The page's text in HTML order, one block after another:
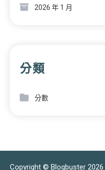
2026 年 1 月
分類
分數
Copyright © Blogbuster 2026